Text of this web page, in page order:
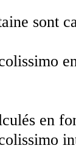
sont
en